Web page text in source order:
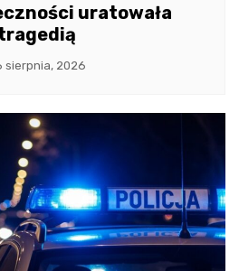
uratowała
sierpnia, 2026